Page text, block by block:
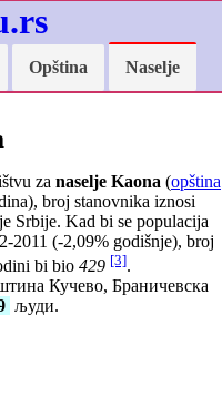
Opština
Naselje
za naselje Kaona (opština
broj stanovnika iznosi
Srbije. Kad bi se populacija
2011 (-2,09% godišnje), broj
bi bio 429 [3].
Кучево, Браничевска
људи.